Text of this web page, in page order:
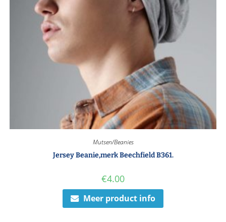
Mutsen/Beanies
Jersey Beanie,merk Beechfield B361.
€4.00
Meer product info